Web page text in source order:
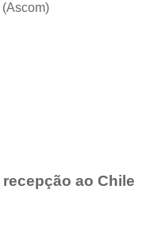
ao Chile